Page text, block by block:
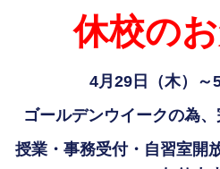
休校の
4月29日（木）～
ゴールデンウイークの為、
授業・事務受付・自習室開